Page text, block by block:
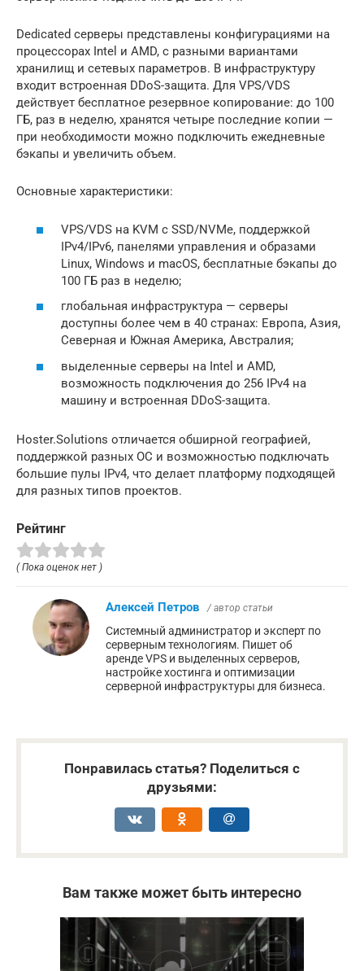
Dedicated серверы представлены конфигурациями на
процессорах Intel и AMD, с разными вариантами
хранилищ и сетевых параметров. В инфраструктуру
входит встроенная DDoS-защита. Для VPS/VDS
действует бесплатное резервное копирование: до 100
ГБ, раз в неделю, хранятся четыре последние копии —
при необходимости можно подключить ежедневные
бэкапы и увеличить объем.
Основные характеристики:
VPS/VDS на KVM с SSD/NVMe, поддержкой
IPv4/IPv6, панелями управления и образами
Linux, Windows и macOS, бесплатные бэкапы до
100 ГБ раз в неделю;
глобальная инфраструктура — серверы
доступны более чем в 40 странах: Европа, Азия,
Северная и Южная Америка, Австралия;
выделенные серверы на Intel и AMD,
возможность подключения до 256 IPv4 на
машину и встроенная DDoS-защита.
Hoster.Solutions отличается обширной географией,
поддержкой разных ОС и возможностью подключать
большие пулы IPv4, что делает платформу подходящей
для разных типов проектов.
Рейтинг
( Пока оценок нет )
Алексей Петров / автор статьи
Системный администратор и эксперт по
серверным технологиям. Пишет об
аренде VPS и выделенных серверов,
настройке хостинга и оптимизации
серверной инфраструктуры для бизнеса.
Понравилась статья? Поделиться с
друзьями:
Вам также может быть интересно